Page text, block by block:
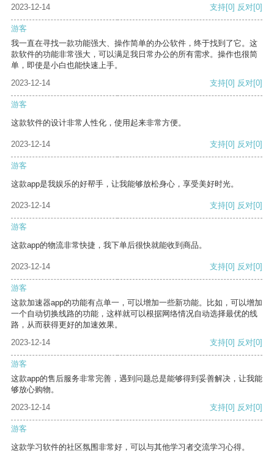
2023-12-14 支持[0] 反对[0]
游客
我一直在寻找一款功能强大、操作简单的办公软件，终于找到了它。这
款软件的功能非常强大，可以满足我日常办公的所有需求。操作也很简
单，即使是小白也能快速上手。
2023-12-14
支持[0] 反对[0]
游客
这款软件的设计非常人性化，使用起来非常方便。
2023-12-14 支持[0] 反对[0]
游客
这款app是我娱乐的好帮手，让我能够放松身心，享受美好时光。
2023-12-14 支持[0] 反对[0]
游客
这款app的物流非常快捷，我下单后很快就能收到商品。
2023-12-14 支持[0] 反对[0]
游客
这款加速器app的功能有点单一，可以增加一些新功能。比如，可以增加
一个自动切换线路的功能，这样就可以根据网络情况自动选择最优的线
路，从而获得更好的加速效果。
2023-12-14
支持[0] 反对[0]
游客
这款app的售后服务非常完善，遇到问题总是能够得到妥善解决，让我能
够放心购物。
2023-12-14
支持[0] 反对[0]
游客
这款学习软件的社区氛围非常好，可以与其他学习者交流学习心得。